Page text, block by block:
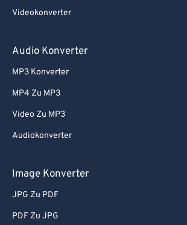
Videokonverter
Audio Konverter
MP3 Konverter
MP4 Zu MP3
Video Zu MP3
Audiokonverter
Image Konverter
JPG Zu PDF
PDF Zu JPG